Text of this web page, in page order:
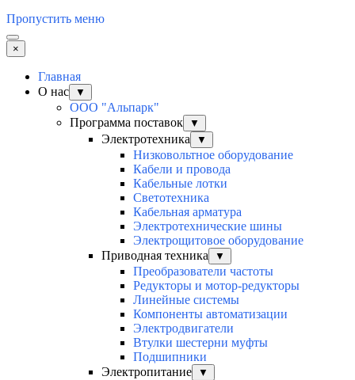
Пропустить меню
×
Главная
О нас
▼
ООО "Альпарк"
Программа поставок
▼
Электротехника ▼
Низковольтное оборудование
Кабели и провода
Кабельные лотки
Светотехника
Кабельная арматура
Электротехнические шины
Электрощитовое оборудование
Приводная техника
▼
Преобразователи частоты
Редукторы и мотор-редукторы
Линейные системы
Компоненты автоматизации
Электродвигатели
Втулки шестерни муфты
Подшипники
Электропитание
▼